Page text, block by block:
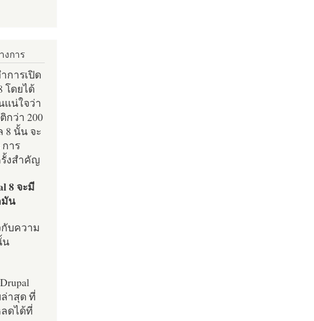
งการ
การเปิด
โดยได้
แน่ใจว่า
ว่า 200
นั้น จะ
การ
งสำคัญ
8 จะมี
มัน
กับความ
น
าสุด ที่
ดได้ที่